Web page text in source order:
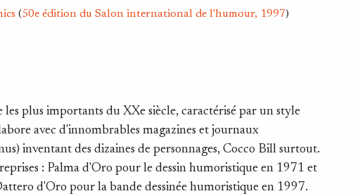
(50e édition du Salon international de l'humour, 1997)
les plus importants du XXe siècle, caractérisé par un style
avec d'innombrables magazines et journaux
inventant des dizaines de personnages, Cocco Bill surtout.
: Palma d'Oro pour le dessin humoristique en 1971 et
d'Oro pour la bande dessinée humoristique en 1997.